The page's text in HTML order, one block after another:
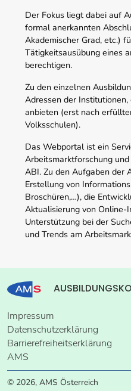
Der Fokus liegt dabei auf
formal anerkannten
Akademischer Grad, etc.)
Tätigkeitsausübung eines
berechtigen.
Zu den einzelnen
Adressen der
anbieten (erst nach
Volksschulen).
Das Webportal ist ein
Arbeitsmarktforschung
ABI. Zu den Aufgaben der
Erstellung von
Broschüren,…), die
Aktualisierung von Online-
Unterstützung bei der
und Trends am
Impressum
Datenschutzerklärung
Barrierefreiheitserklärung
AMS
© 2026, AMS Österreich